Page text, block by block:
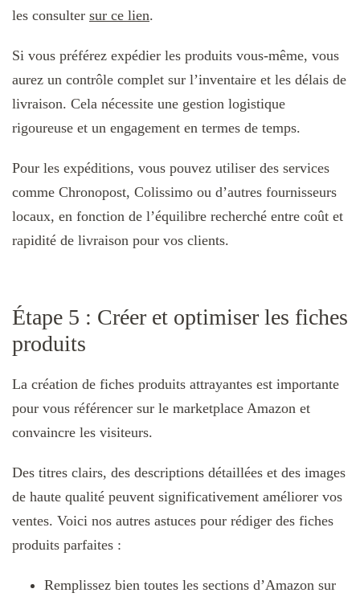
les consulter sur ce lien.
Si vous préférez expédier les produits vous-même, vous
aurez un contrôle complet sur l’inventaire et les délais de
livraison. Cela nécessite une gestion logistique
rigoureuse et un engagement en termes de temps.
Pour les expéditions, vous pouvez utiliser des services
comme Chronopost, Colissimo ou d’autres fournisseurs
locaux, en fonction de l’équilibre recherché entre coût et
rapidité de livraison pour vos clients.
Étape 5 : Créer et optimiser les fiches
produits
La création de fiches produits attrayantes est importante
pour vous référencer sur le marketplace Amazon et
convaincre les visiteurs.
Des titres clairs, des descriptions détaillées et des images
de haute qualité peuvent significativement améliorer vos
ventes. Voici nos autres astuces pour rédiger des fiches
produits parfaites :
Remplissez bien toutes les sections d’Amazon sur